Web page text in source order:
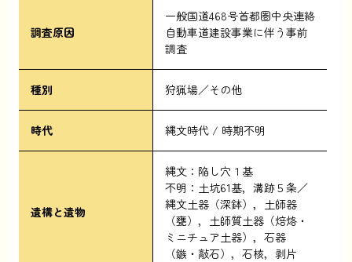
調査原因
一般国道468号首都圏中央連絡
自動車道建設事業に伴う事前
調査
種別 狩猟場／その他
時代 縄文時代 時期不明
遺構と遺物
縄文：陥し穴１基
不明：土坑61基，溝跡５条／
縄文土器（深鉢），土師器
（甕），土師質土器（焙烙・
ミニチュア土器），石器
（鏃・敲石），石核，剥片